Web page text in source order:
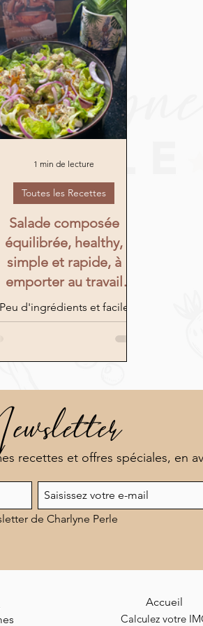
Salade composée
équilibrée, healthy,
simple et rapide, à
emporter au travail
facilement
Peu d'ingrédients et facile
d'exécution !
Toutes les Recettes
1 min de lecture
recettes et offres spéciales, en
de Charlyne Perle
Accueil
Calculez votre